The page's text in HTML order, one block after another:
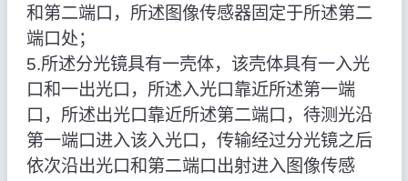
和第二端口，所述图像传感器固定于所述第二
端口处；
5.所述分光镜具有一壳体，该壳体具有一入光
口和一出光口，所述入光口靠近所述第一端
口，所述出光口靠近所述第二端口，待测光沿
第一端口进入该入光口，传输经过分光镜之后
依次沿出光口和第二端口出射进入图像传感